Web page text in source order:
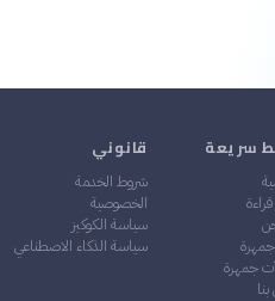
سريعة
قراءة
جمهرة
قانوني
شروط الخدمة
الخصوصية
سياسة الكوكيز
سياسة الذكاء الاصطناعي